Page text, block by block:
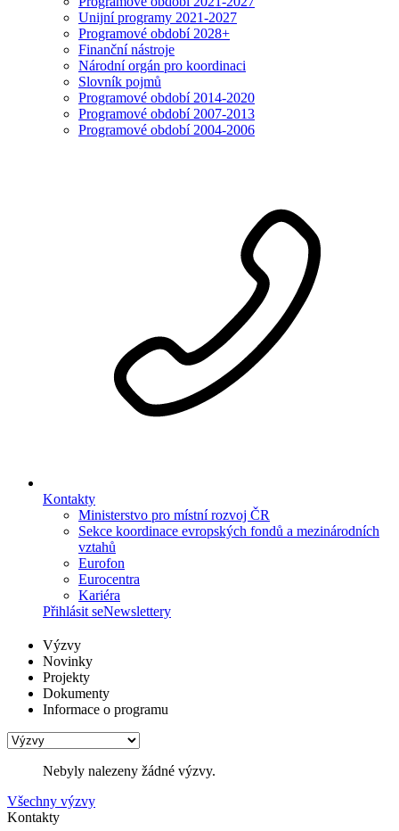
Unijní programy 2021-2027
Programové období 2028+
Finanční nástroje
Národní orgán pro koordinaci
Slovník pojmů
Programové období 2014-2020
Programové období 2007-2013
Programové období 2004-2006
Kontakty
Ministerstvo pro místní rozvoj ČR
Sekce koordinace evropských fondů a mezinárodních
vztahů
Eurofon
Eurocentra
Kariéra
Přihlásit seNewslettery
Výzvy
Novinky
Projekty
Dokumenty
Informace o programu
Nebyly nalezeny žádné výzvy.
Všechny výzvy
Kontakty